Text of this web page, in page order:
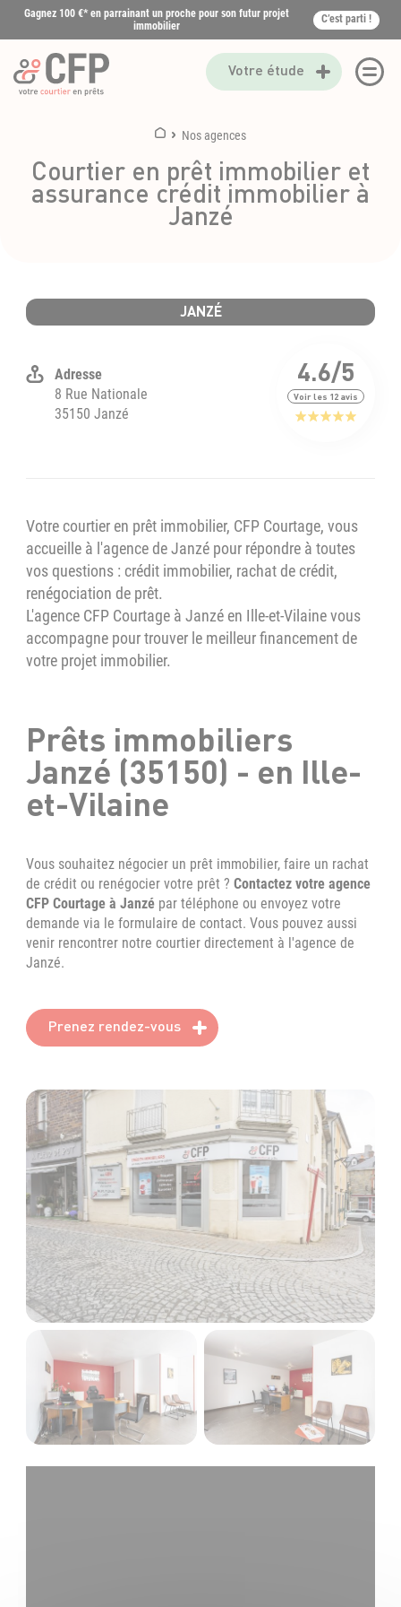
Gagnez 100 €* en parrainant un proche pour son futur projet
immobilier
C’est parti !
Votre étude
Nos agences
Courtier en prêt immobilier et
assurance crédit immobilier à
Janzé
JANZÉ
8 Rue Nationale
35150 Janzé
4.6/5
Voir les 12 avis
Votre courtier en prêt immobilier, CFP Courtage, vous
accueille à l'agence de Janzé pour répondre à toutes
vos questions : crédit immobilier, rachat de crédit,
renégociation de prêt.
L'agence CFP Courtage à Janzé en Ille-et-Vilaine vous
accompagne pour trouver le meilleur financement de
votre projet immobilier.
Prêts immobiliers
Janzé (35150) - en Ille-
et-Vilaine
Vous souhaitez négocier un prêt immobilier, faire un rachat
de crédit ou renégocier votre prêt ? Contactez votre agence
CFP Courtage à Janzépar téléphone ou envoyez votre
demande via le formulaire de contact. Vous pouvez aussi
venir rencontrer notre courtier directement à l'agence de
Janzé.
Prenez rendez-vous